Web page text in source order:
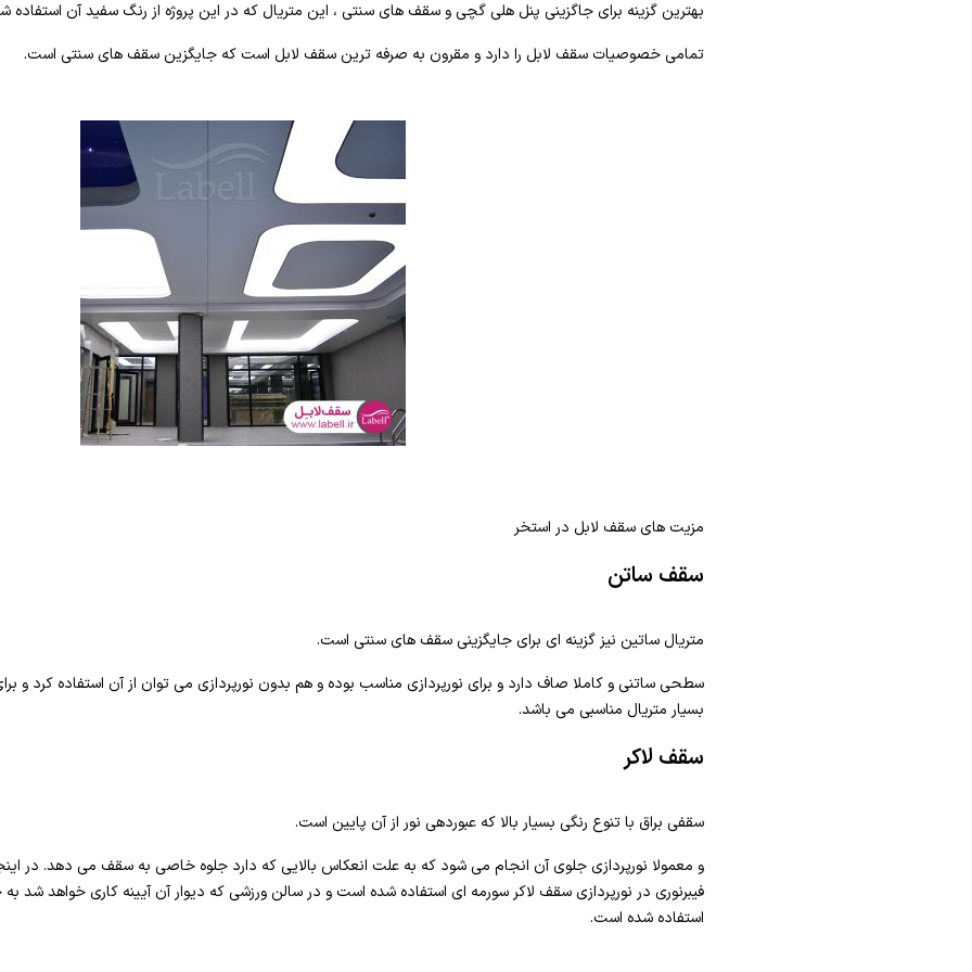
بهترین گزینه برای جاگزینی پنل هلی گچی و سقف های سنتی ، این متریال که در این پروژه از رنگ سفید آن استفاده
تمامی خصوصیات سقف لابل را دارد و مقرون به صرفه ترین سقف لابل است که جایگزین سقف های سنتی است.
مزیت های سقف لابل در استخر
سقف ساتن
متریال ساتین نیز گزینه ای برای جایگزینی سقف های سنتی است.
سطحی ساتنی و کاملا صاف دارد و برای نورپردازی مناسب بوده و هم بدون نورپردازی می توان از آن استفاده کرد و
بسیار متریال مناسبی می باشد.
سقف لاکر
سقفی براق با تنوع رنگی بسیار بالا که عبوردهی نور از آن پایین است.
و معمولا نورپردازی جلوی آن انجام می شود که به علت انعکاس بالایی که دارد جلوه خاصی به سقف می دهد. در
فیبرنوری در نورپردازی سقف لاکر سورمه ای استفاده شده است و در سالن ورزشی که دیوار آن آیینه کاری خواهد شد
استفاده شده است.